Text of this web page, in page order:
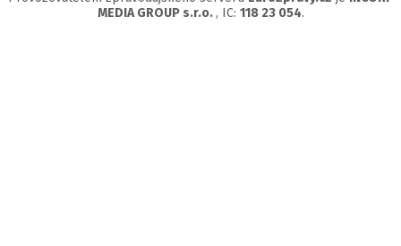
MEDIA GROUP s.r.o. , IC: 118 23 054.